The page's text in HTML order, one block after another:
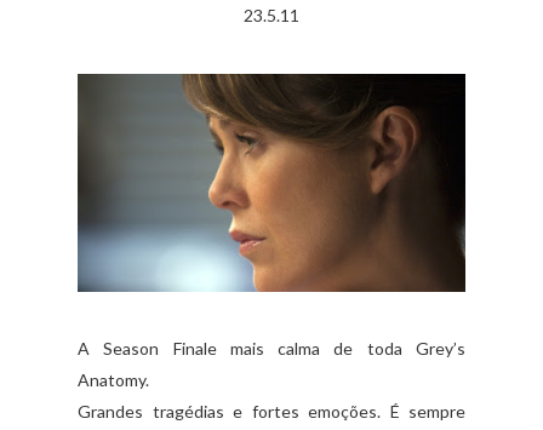
23.5.11
A Season Finale mais calma de toda Grey’s
Anatomy.
Grandes tragédias e fortes emoções. É sempre